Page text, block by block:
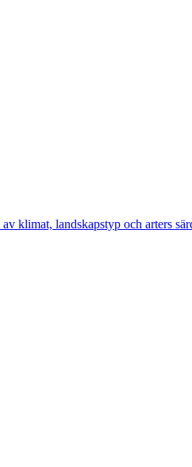
klimat, landskapstyp och arters